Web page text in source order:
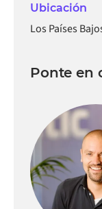
Ubicación
Los Países
Ponte en